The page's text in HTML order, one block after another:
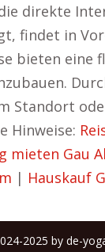
direkte
findet in
bieten eine
Standort
Hinweise:
mieten Gau
| Hauskauf
2025 by de-